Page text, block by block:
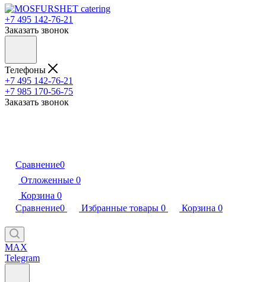
+7 495 142-76-21
Заказать звонок
Телефоны
+7 495 142-76-21
+7 985 170-56-75
Заказать звонок
Сравнение0
Отложенные 0
Корзина 0
Сравнение0 Избранные товары 0 Корзина 0
MAX
Telegram